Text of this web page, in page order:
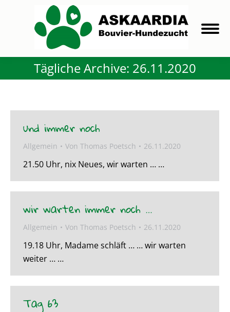
Tägliche Archive: 26.11.2020
und immer noch
Allgemein Von Thomas Poetsch 26.11.2020
21.50 Uhr, nix Neues, wir warten … …
wir warten immer noch …
Allgemein Von Thomas Poetsch 26.11.2020
19.18 Uhr, Madame schläft … … wir warten
weiter … …
Tag 63